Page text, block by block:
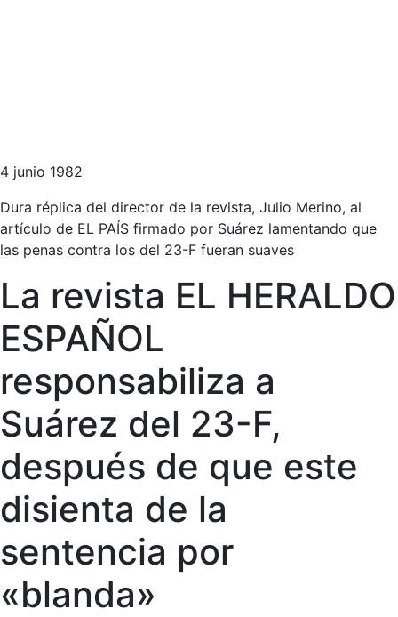
4 junio 1982
Dura réplica del director de la revista, Julio Merino, al
artículo de EL PAÍS firmado por Suárez lamentando que
las penas contra los del 23-F fueran suaves
La revista EL HERALDO
ESPAÑOL
responsabiliza a
Suárez del 23-F,
después de que este
disienta de la
sentencia por
«blanda»